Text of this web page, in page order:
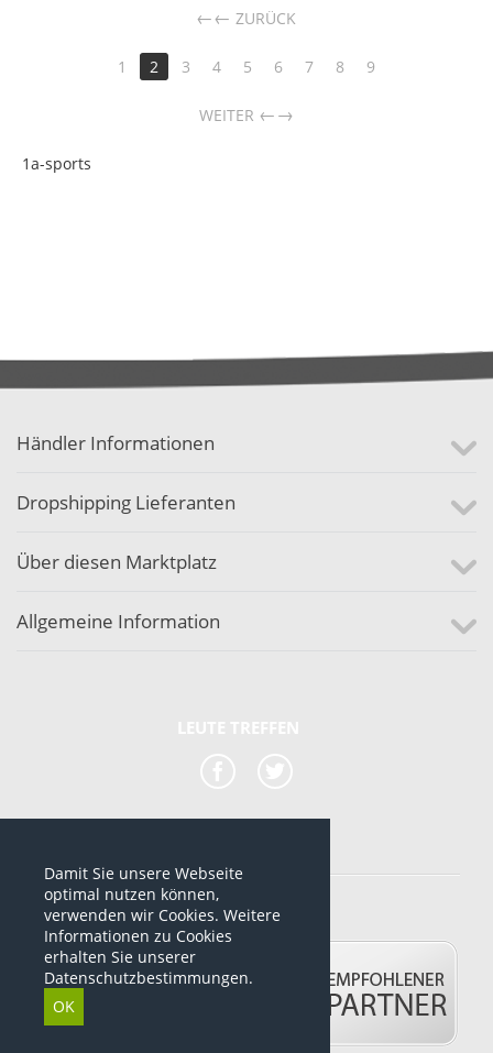
← ZURÜCK
1 2 3 4 5 6 7 8 9
WEITER →
1a-sports
Händler Informationen
Dropshipping Lieferanten
Über diesen Marktplatz
Allgemeine Information
*alle Preise sind netto Preise
© 2012-2026 www.dropshipping-marktplatz.de
Damit Sie unsere Webseite
optimal nutzen können,
verwenden wir Cookies. Weitere
Informationen zu Cookies
erhalten Sie unserer
Datenschutzbestimmungen.
OK